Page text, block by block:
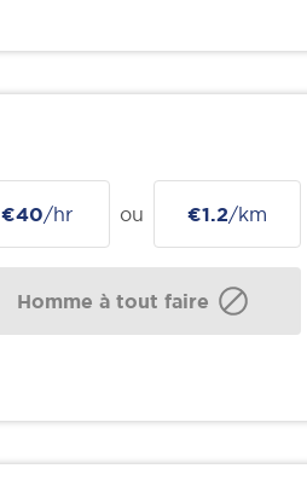
€40/hr ou €1.2/km
Homme à tout faire